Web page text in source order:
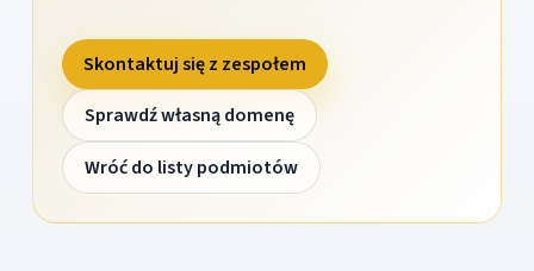
Skontaktuj się z zespołem
Sprawdź własną domenę
Wróć do listy podmiotów